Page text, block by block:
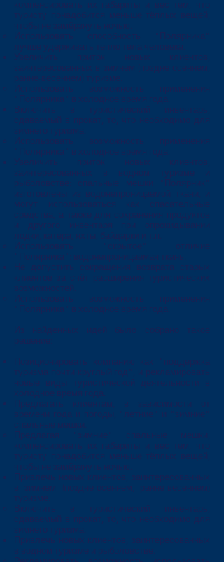
компенсировать их габариты и вес тем, что
туристу понадобится ​меньше тёплых вещей,
чтобы не замёрзнуть ночью.
Использовать способность "Полярника"
лучше удерживать тепло тела человека.​
Увеличить приток новых клиентов,
заинтересованных в зимнем (поздне-осеннем,
ранне-весеннем) туризме.
Использовать возможность применения
"Полярника" в холодное время года.​
Включить в туристический инвентарь,
сдаваемый в прокат, то, что необходимо для
зимнего туризма.​
​Использовать возможность применения
"Полярника" в холодное время года.​
Увеличить приток новых клиентов,
заинтересованных в водном туризме и
рыболовстве: спальные мешки "Полярник"
изготовлены из водонепроницаемой ткани, и
могут использоваться как спасательные
средства, а также для сохранения продуктов
и другого инвентаря при опрокидывании
лодки, катера, яхты, байдарки и т.п.
Использовать "скрытое" отличие
"Полярника": водонепроницаемая ткань.​
Не допустить сокращения возврата старых
клиентов за счёт расширения туристических
возможностей.
​Использовать возможность применения
"Полярника" в холодное время года.​
Из найденных идей было собрано такое
решение:
Позиционировать компанию как "поддержка
туризма почти круглый год", и рекламировать
новые виды туристической деятельности в
холодное время года.
Предлагать клиентам, в зависимости от
времени года и погоды, "летние" и "зимние"
спальные мешки.
Предлагая "зимние" спальные мешки,
компенсировать их габариты и вес тем, что
туристу понадобится ​меньше тёплых вещей,
чтобы не замёрзнуть ночью.
Привлечь новых клиентов, заинтересованных
в зимнем (поздне-осеннем, ранне-весеннем)
туризме.
Включить в туристический инвентарь,
сдаваемый в прокат, то, что необходимо для
зимнего туризма.​
Привлечь новых клиентов, заинтересованных
в водном туризме и рыболовстве.